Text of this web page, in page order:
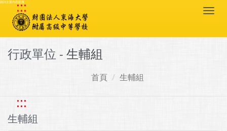
跳到主要內容區塊
:::
行政單位 - 生輔組
首頁 生輔組
:::
生輔組